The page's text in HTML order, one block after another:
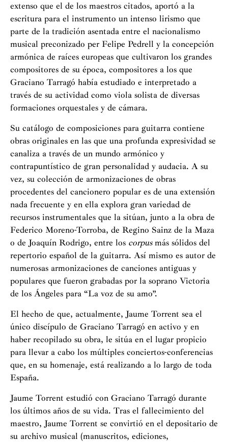
extenso que el de los maestros citados, aportó a la
escritura para el instrumento un intenso lirismo que
parte de la tradición asentada entre el nacionalismo
musical preconizado per Felipe Pedrell y la concepción
armónica de raíces europeas que cultivaron los grandes
compositores de su época, compositores a los que
Graciano Tarragó había estudiado e interpretado a
través de su actividad como viola solista de diversas
formaciones orquestales y de cámara.
Su catálogo de composiciones para guitarra contiene
obras originales en las que una profunda expresividad se
canaliza a través de un mundo armónico y
contrapuntístico de gran personalidad y audacia. A su
vez, su colección de armonizaciones de obras
procedentes del cancionero popular es de una extensión
nada frecuente y en ella explora gran variedad de
recursos instrumentales que la sitúan, junto a la obra de
Federico Moreno-Torroba, de Regino Sainz de la Maza
o de Joaquín Rodrigo, entre los corpusmás sólidos del
repertorio español de la guitarra. Así mismo es autor de
numerosas armonizaciones de canciones antiguas y
populares que fueron grabadas por la soprano Victoria
de los Ángeles para “La voz de su amo”.
El hecho de que, actualmente, Jaume Torrent sea el
único discípulo de Graciano Tarragó en activo y en
haber recopilado su obra, le sitúa en el lugar propicio
para llevar a cabo los múltiples conciertos-conferencias
que, en su homenaje, está realizando a lo largo de toda
España.
Jaume Torrent estudió con Graciano Tarragó durante
los últimos años de su vida. Tras el fallecimiento del
maestro, Jaume Torrent se convirtió en el depositario de
su archivo musical (manuscritos, ediciones,